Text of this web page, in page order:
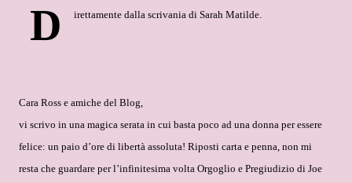
D irettamente dalla scrivania di Sarah Matilde.
Cara Ross e amiche del Blog,
vi scrivo in una magica serata in cui basta poco ad una donna per essere
felice: un paio d’ore di libertà assoluta! Riposti carta e penna, non mi
resta che guardare per l’infinitesima volta Orgoglio e Pregiudizio di Joe